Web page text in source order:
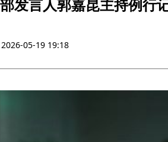
发言人郭嘉昆主持例行
2026-05-19 19:18